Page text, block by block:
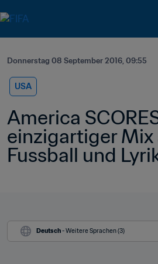
Donnerstag 08 September 2016, 09:55
USA
America
einzigartiger Mix
Fussball und
Deutsch - Weitere Sprachen (3)